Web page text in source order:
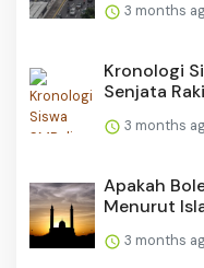
3 months
Kronologi
Senjata
3 months
Apakah
Menurut
3 months